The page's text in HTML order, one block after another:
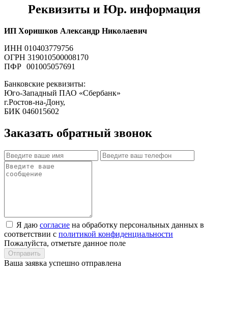
Реквизиты и Юр. информация
ИП Хоришков Александр Николаевич
ИНН 010403779756
ОГРН 319010500008170
ПФР 001005057691
Банковские реквизиты:
Юго-Западный ПАО «Сбербанк»
г.Ростов-на-Дону,
БИК 046015602
Заказать обратный звонок
Я даю согласие на обработку персональных данных в
соответствии с политикой конфиденциальности
Пожалуйста, отметьте данное поле
Отправить
Ваша заявка успешно отправлена